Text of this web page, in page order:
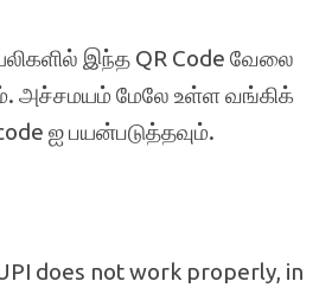
இந்த QR Code வேலை
அச்சமயம் மேலே உள்ள வங்கிக்
ஐ பயன்படுத்தவும்.
does not work properly, in